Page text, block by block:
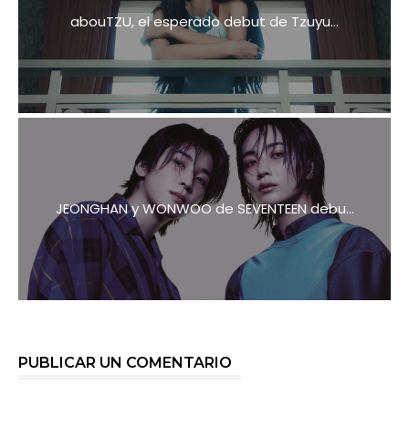
abouTZU, el esperado debut de Tzuyu...
JEONGHAN y WONWOO de SEVENTEEN debu...
PUBLICAR UN COMENTARIO